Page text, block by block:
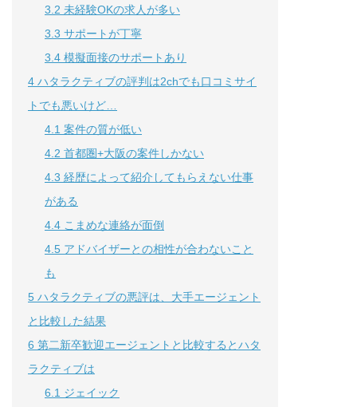
3.2 未経験OKの求人が多い
3.3 サポートが丁寧
3.4 模擬面接のサポートあり
4 ハタラクティブの評判は2chでも口コミサイ
トでも悪いけど…
4.1 案件の質が低い
4.2 首都圏+大阪の案件しかない
4.3 経歴によって紹介してもらえない仕事
がある
4.4 こまめな連絡が面倒
4.5 アドバイザーとの相性が合わないこと
も
5 ハタラクティブの悪評は、大手エージェント
と比較した結果
6 第二新卒歓迎エージェントと比較するとハタ
ラクティブは
6.1 ジェイック